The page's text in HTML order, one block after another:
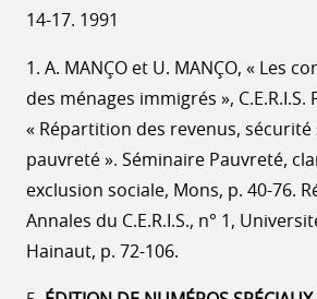
14-17. 1991
1. A. MANÇO et U. MANÇO, « Les
des ménages immigrés », C.E.R.I.S.
« Répartition des revenus, sécurité
pauvreté ». Séminaire Pauvreté,
exclusion sociale, Mons, p. 40-76.
Annales du C.E.R.I.S., n° 1,
Hainaut, p. 72-106.